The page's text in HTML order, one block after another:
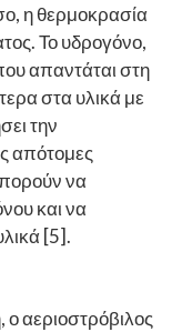
η θερμοκρασία
Το υδρογόνο,
απαντάται στη
στα υλικά με
την
απότομες
να
και να
[5].
ο αεριοστρόβιλος